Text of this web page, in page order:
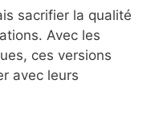
confèrent
l’expérience